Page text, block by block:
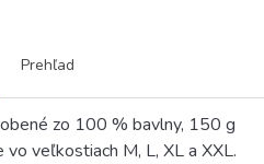
Prehľad
zo 100 % bavlny, 150 g
vo veľkostiach M, L, XL a XXL.